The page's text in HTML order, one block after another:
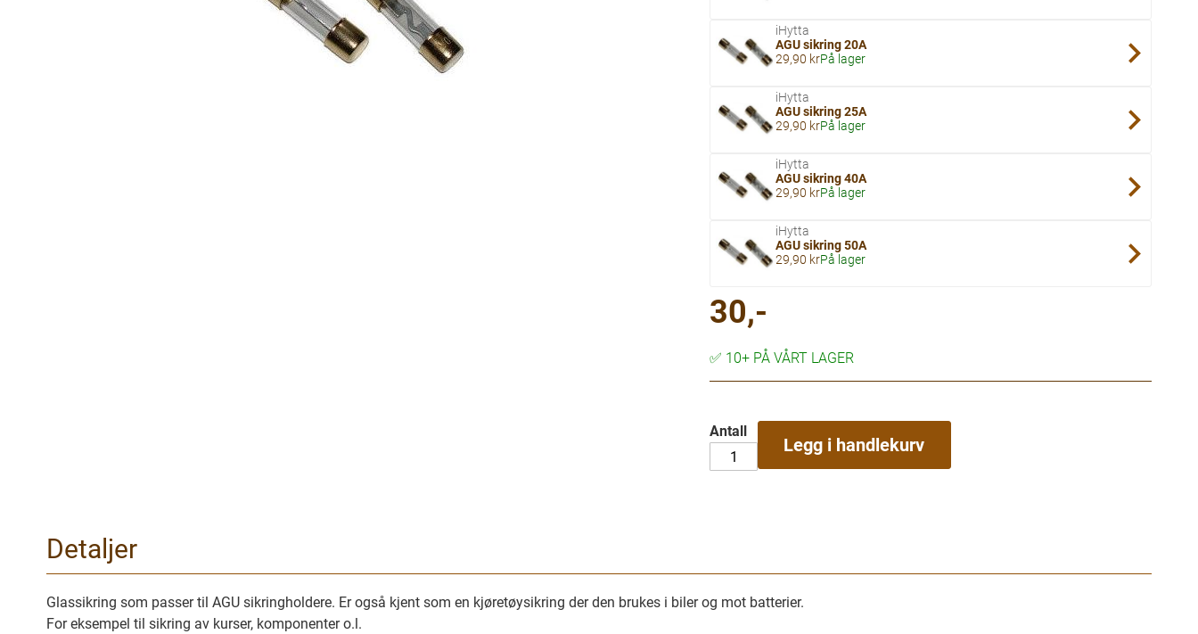
iHytta
AGU sikring 20A
29,90 krPå lager
iHytta
AGU sikring 25A
29,90 krPå lager
iHytta
AGU sikring 40A
29,90 krPå lager
iHytta
AGU sikring 50A
29,90 krPå lager
30,-
✅ 10+ PÅ VÅRT LAGER
Antall
Legg i handlekurv
Detaljer
Glassikring som passer til AGU sikringholdere. Er også kjent som en kjøretøysikring der den brukes i biler og mot batterier.
For eksempel til sikring av kurser, komponenter o.l.